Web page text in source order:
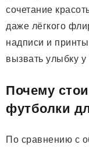
сочетание
даже лёгкого
надписи и
вызвать улыбку
Почему
футболки
По сравнению с